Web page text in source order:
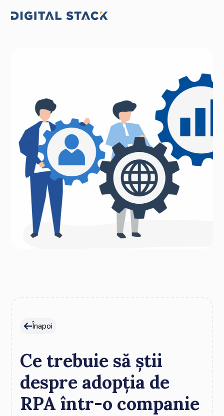
Înapoi
Ce trebuie să știi
despre adopția de
RPA într-o companie